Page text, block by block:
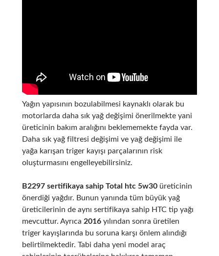
Yağın yapısının bozulabilmesi kaynaklı olarak bu
motorlarda daha sık yağ değişimi önerilmekte yani
üreticinin bakım aralığını beklememekte fayda var.
Daha sık yağ filtresi değişimi ve yağ değişimi ile
yağa karışan triger kayışı parçalarının risk
oluşturmasını engelleyebilirsiniz.
B2297 sertifikaya sahip Total htc 5w30üreticinin
önerdiği yağdır. Bunun yanında tüm büyük yağ
üreticilerinin de aynı sertifikaya sahip HTC tip yağı
mevcuttur. Ayrıca 2016yılından sonra üretilen
triger kayışlarında bu soruna karşı önlem alındığı
belirtilmektedir. Tabi daha yeni model araç